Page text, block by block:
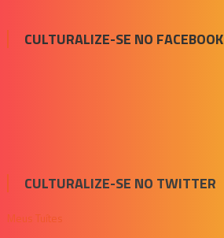
CULTURALIZE-SE NO FACEBOOK
CULTURALIZE-SE NO TWITTER
Meus Tuítes